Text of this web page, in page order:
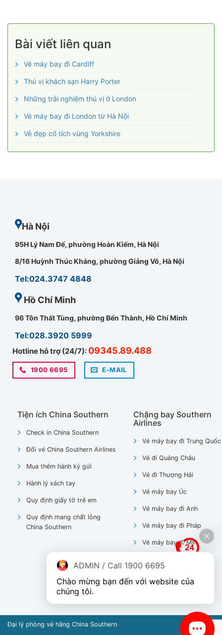
Bài viết liên quan
Vé máy bay đi Cardiff
Thú vị khách sạn Harry Porter
Những trải nghiệm thú vị ở London
Vé máy bay đi London từ Hà Nội
Vẻ đẹp cổ tích vùng Yorkshire
Hà Nội
95H Lý Nam Đế, phường Hoàn Kiếm, Hà Nội
8/16 Huỳnh Thúc Kháng, phường Giảng Võ, Hà Nội
Tel:024.3747 4848
Hồ Chí Minh
96 Tôn Thất Tùng, phường Bến Thành, Hồ Chí Minh
Tel:028.3920 5999
Hotline hỗ trợ (24/7): 09345.89.488
1900 6695 E-MAIL
Tiện ích China Southern
Check in China Southern
Đổi vé China Southern Airlines
Mua thêm hành ký gửi
Hành lý xách tay
Quy định giấy tờ trẻ em
Quy định mang chất lỏng
China Southern
Chặng bay Southern
Airlines
Vé máy bay đi Trung Quốc
Vé đi Quảng Châu
Vé đi Thượng Hải
Vé máy bay Úc
Vé máy bay đi Anh
Vé máy bay đi Pháp
Vé máy bay đi Mỹ
Đại lý phòng vé hãng China Southern
ADMIN / Call 1900 6695
Chào mừng bạn đến với website của
chúng tôi.